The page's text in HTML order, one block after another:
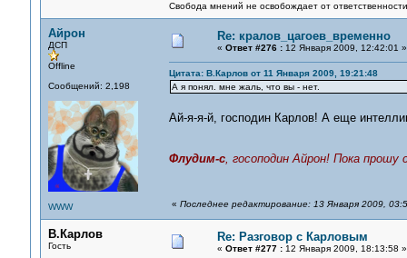
Свобода мнений не освобождает от
Айрон
ДСП
Offline
Сообщений: 2,198
WWW
Re: кралов_цагоев_временно
« Ответ #276 :12 Января 2009, 12:42:01 »
Цитата: В.Карлов от 11 Января 2009, 19:21:48
А я понял. мне жаль, что вы - нет.
Ай-я-я-й, господин Карлов! А еще
Флудим-с, госоподин Айрон! Пока
« Последнее редактирование: 13 Января 2009,
В.Карлов
Гость
Re: Разговор с Карловым
« Ответ #277 :12 Января 2009, 18:13:58 »